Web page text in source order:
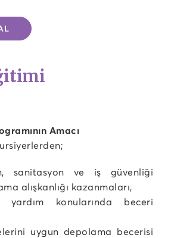
Amacı
sanitasyon ve iş güvenliği
alışkanlığı kazanmaları,
konularında beceri
uygun depolama becerisi